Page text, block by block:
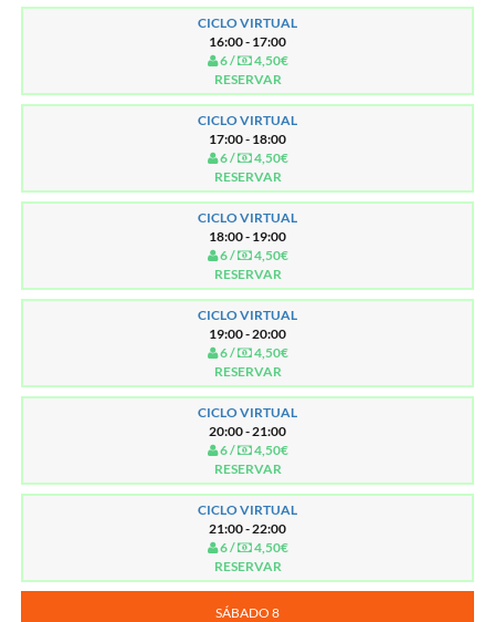
CICLO VIRTUAL
16:00 - 17:00
6 /
4,50€
RESERVAR
CICLO VIRTUAL
17:00 - 18:00
6 /
4,50€
RESERVAR
CICLO VIRTUAL
18:00 - 19:00
6 /
4,50€
RESERVAR
CICLO VIRTUAL
19:00 - 20:00
6 /
4,50€
RESERVAR
CICLO VIRTUAL
20:00 - 21:00
6 /
4,50€
RESERVAR
CICLO VIRTUAL
21:00 - 22:00
6 /
4,50€
RESERVAR
SÁBADO 8